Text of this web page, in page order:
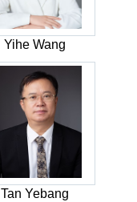
Yihe Wang
Tan Yebang